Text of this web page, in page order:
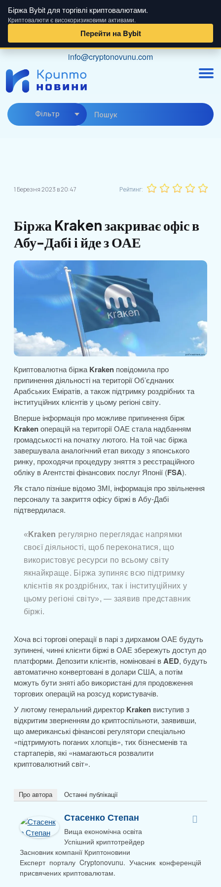
Біржа Bybit для торгівлі криптовалютами.
Криптовалюти є високоризиковими активами.
Перейти на Bybit
content
info@cryptonovunu.com
Фiльтр
1 Березня 2023 в 20:47 Рейтинг:
Біржа Kraken закриває офіс в
Абу-Дабі і йде з ОАЕ
Криптовалютна біржа Kraken повідомила про
припинення діяльності на території Об’єднаних
Арабських Еміратів, а також підтримку роздрібних та
інституційних клієнтів у цьому регіоні світу.
Вперше інформація про можливе припинення бірж
Krakenоперацій на території ОАЕ стала надбанням
громадськості на початку лютого. На той час біржа
завершувала аналогічний етап виходу з японського
ринку, проходячи процедуру зняття з реєстраційного
обліку в Агентстві фінансових послуг Японії (FSA).
Як стало пізніше відомо ЗМІ, інформація про звільнення
персоналу та закриття офісу біржі в Абу-Дабі
підтвердилася.
« Kraken регулярно переглядає напрямки
своєї діяльності, щоб переконатися, що
використовує ресурси по всьому світу
якнайкраще. Біржа зупиняє всю підтримку
клієнтів як роздрібних, так і інституційних у
цьому регіоні світу», — заявив представник
біржі.
Хоча всі торгові операції в парі з дирхамом ОАЕ будуть
зупинені, чинні клієнти біржі в ОАЕ збережуть доступ до
платформи. Депозити клієнтів, номіновані вAED, будуть
автоматично конвертовані в долари США, а потім
можуть бути зняті або використані для продовження
торгових операцій на розсуд користувачів.
У лютому генеральний директор Kraken виступив з
відкритим зверненням до криптоспільноти, заявивши,
що американські фінансові регулятори спеціально
«підтримують поганих хлопців», тих бізнесменів та
стартаперів, які «намагаються розвалити
криптовалютний світ».
Про автора Останні публікації
Стасенко Степан
Вища економічна освіта
Успішний криптотрейдер
Засновник компанії Криптоновини
Експерт порталу Cryptonovunu. Учасник конференцій
присвячених криптовалютам.